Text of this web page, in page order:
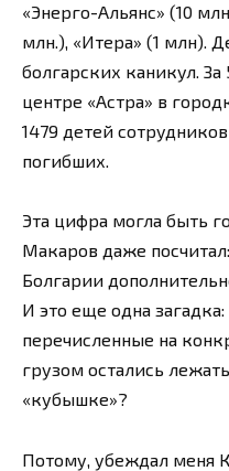
«Энерго-Альянс» (10
млн.), «Итера» (1 млн).
болгарских каникул.
центре «Астра» в
1479 детей
погибших.
Эта цифра могла быть
Макаров даже
Болгарии
И это еще одна
перечисленные на
грузом остались
«кубышке»?
Потому, убеждал меня